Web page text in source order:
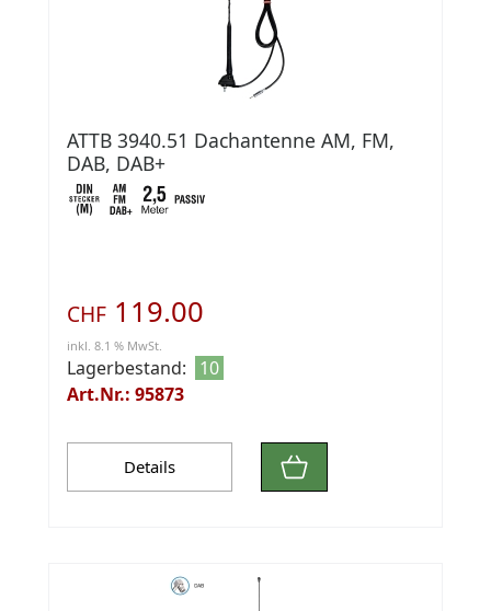
ATTB 3940.51 Dachantenne AM, FM,
DAB, DAB+
CHF 119.00
inkl. 8.1 % MwSt.
Lagerbestand:
10
Art.Nr.: 95873
Details